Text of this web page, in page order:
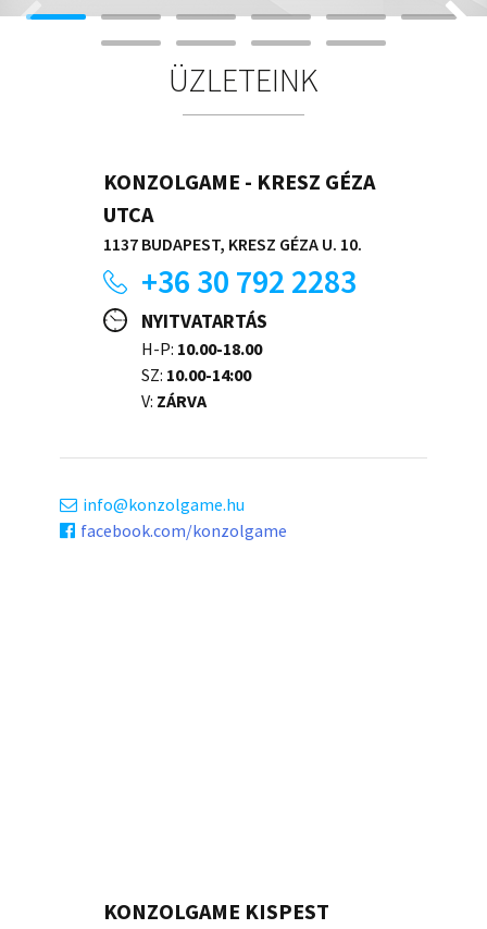
ÜZLETEINK
KONZOLGAME - KRESZ GÉZA
UTCA
1137 BUDAPEST, KRESZ GÉZA U. 10.
+36 30 792 2283
NYITVATARTÁS
H-P: 10.00-18.00
SZ: 10.00-14:00
V: ZÁRVA
info
konzolgame.hu
facebook.com/konzolgame
KONZOLGAME KISPEST